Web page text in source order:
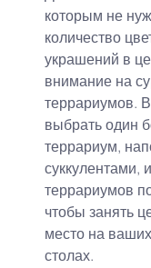
которым не
количество
украшений в
внимание на
террариумов.
выбрать один
террариум,
суккулентами,
террариумов
чтобы занять
место на
столах.